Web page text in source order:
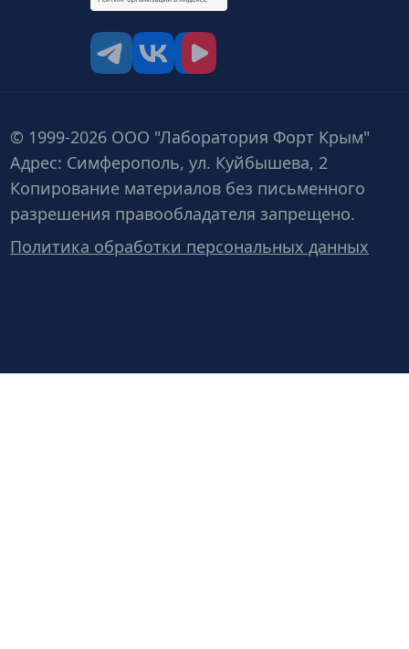
© 1999-2026 ООО "Лаборатория Форт Крым"
Адрес: Симферополь, ул. Куйбышева, 2
Копирование материалов без письменного
разрешения правообладателя запрещено.
Политика обработки персональных данных